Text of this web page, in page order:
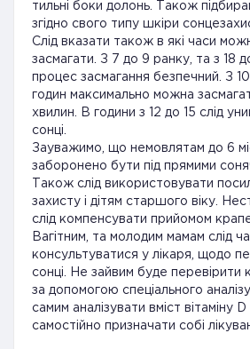
тильні боки долонь. Також
згідно свого типу шкіри
Слід вказати також в які часи
засмагати. З 7 до 9 ранку, та з 18
процес засмагання безпечний. З 10
годин максимально можна
хвилин. В години з 12 до 15 слід
сонці.
Зауважимо, що немовлятам до 6
заборонено бути під прямими
Також слід використовувати
захисту і дітям старшого віку.
слід компенсувати прийомом
Вагітним, та молодим мамам слід
консультуватися у лікаря, щодо
сонці. Не зайвим буде перевірити
за допомогою спеціального
самим аналізувати вміст вітаміну D
самостійно призначати собі